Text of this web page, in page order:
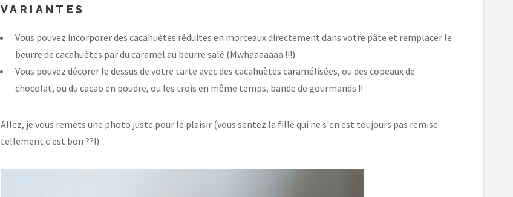
VARIANTES
Vous pouvez incorporer des cacahuètes réduites en morceaux directement dans votre pâte et remplacer le
beurre de cacahuètes par du caramel au beurre salé (Mwhaaaaaaa !!!)
Vous pouvez décorer le dessus de votre tarte avec des cacahuètes caramélisées, ou des copeaux de
chocolat, ou du cacao en poudre, ou les trois en même temps, bande de gourmands !!
Allez, je vous remets une photo juste pour le plaisir (vous sentez la fille qui ne s'en est toujours pas remise
tellement c'est bon ??!)